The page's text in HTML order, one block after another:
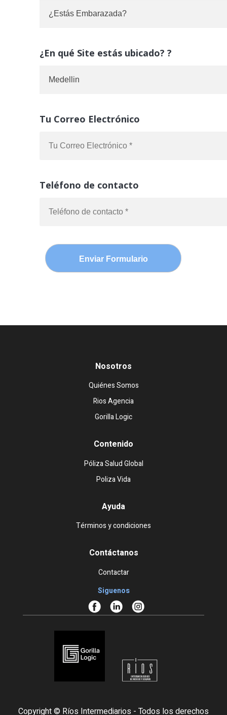
¿En qué Site estás ubicado? ?
Tu Correo Electrónico
Teléfono de contacto
Nosotros
Quiénes Somos
Rios Agencia
Gorilla Logic
Contenido
Póliza Salud Global
Poliza Vida
Ayuda
Términos y condiciones
Contáctanos
Contactar
Siguenos
Copyright © Ríos Intermediarios - Todos los derechos